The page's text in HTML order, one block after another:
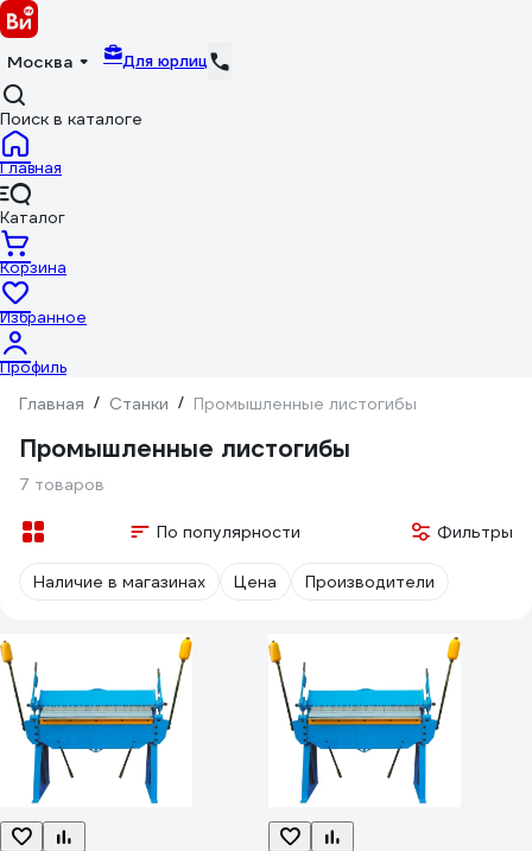
Москва Для юрлиц
Поиск в каталоге
Главная
Каталог
Корзина
Избранное
Профиль
Главная / Станки / Промышленные листогибы
Промышленные листогибы
7 товаров
По популярности Фильтры
Наличие в магазинах Цена Производители